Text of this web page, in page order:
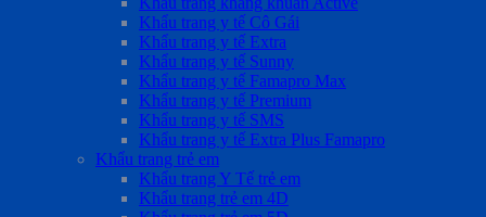
Khẩu trang y tế Cô Gái
Khẩu trang y tế Extra
Khẩu trang y tế Sunny
Khẩu trang y tế Famapro Max
Khẩu trang y tế Premium
Khẩu trang y tế SMS
Khẩu trang y tế Extra Plus Famapro
Khẩu trang trẻ em
Khẩu trang Y Tế trẻ em
Khẩu trang trẻ em 4D